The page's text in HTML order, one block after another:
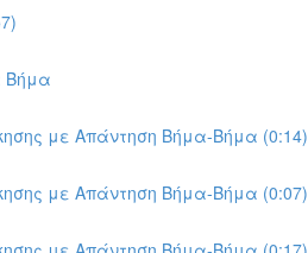
Βήμα
με Απάντηση Βήμα-Βήμα (0:14)
με Απάντηση Βήμα-Βήμα (0:07)